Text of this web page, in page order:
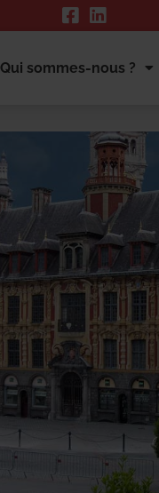
Qui sommes-nous ?